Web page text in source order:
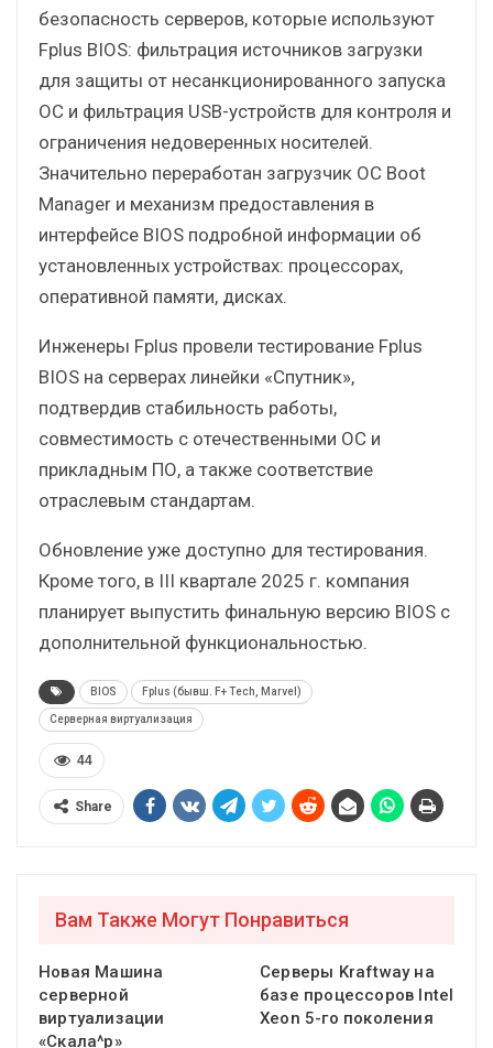
безопасность серверов, которые используют
Fplus BIOS: фильтрация источников загрузки
для защиты от несанкционированного запуска
ОС и фильтрация USB-устройств для контроля и
ограничения недоверенных носителей.
Значительно переработан загрузчик ОС Boot
Manager и механизм предоставления в
интерфейсе BIOS подробной информации об
установленных устройствах: процессорах,
оперативной памяти, дисках.
Инженеры Fplus провели тестирование Fplus
BIOS на серверах линейки «Спутник»,
подтвердив стабильность работы,
совместимость с отечественными ОС и
прикладным ПО, а также соответствие
отраслевым стандартам.
Обновление уже доступно для тестирования.
Кроме того, в III квартале 2025 г. компания
планирует выпустить финальную версию BIOS с
дополнительной функциональностью.
BIOS Fplus (бывш. F+ Tech, Marvel)
Серверная виртуализация
44
Share
Вам Также Могут Понравиться
Новая Машина
серверной
виртуализации
«Скала^р»
Серверы Kraftway на
базе процессоров Intel
Xeon 5-го поколения